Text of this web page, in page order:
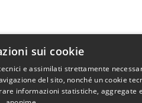
sui cookie
e assimilati strettamente
del sito, nonché un cookie
informazioni statistiche, aggregate